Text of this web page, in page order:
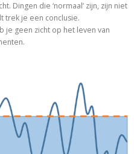
Dingen die ‘normaal’ zijn, zijn niet
trek je een conclusie.
je geen zicht op het leven van